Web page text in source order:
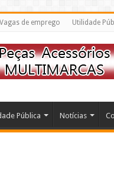
Vagas de emprego Utilidade
Pública Notícias